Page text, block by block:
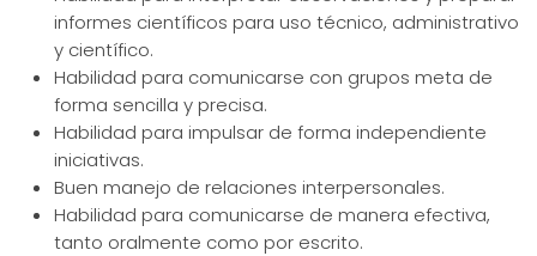
informes científicos para uso técnico, administrativo
y científico.
Habilidad para comunicarse con grupos meta de
forma sencilla y precisa.
Habilidad para impulsar de forma independiente
iniciativas.
Buen manejo de relaciones interpersonales.
Habilidad para comunicarse de manera efectiva,
tanto oralmente como por escrito.